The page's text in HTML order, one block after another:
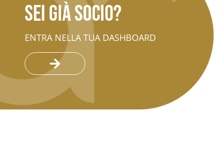
Sei già socio?
ENTRA NELLA TUA DASHBOARD